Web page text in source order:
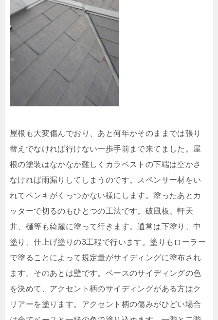
屋根も大変傷んでおり、あと何年かそのままでは張り
替えでなければ行けない一歩手前まで来てました。屋
根の塗装はなかなか難しくカラベストの下端は空かさ
なければ雨漏りしてしまうのです。スペンサー材をい
れてペンキがくっつかない様にします。塗ったあとカ
ッターで切るのもひとつの工法です。破風板、軒天
井、樋等も綺麗に塗って行きます。通常は下塗り、中
塗り、仕上げ塗りの3工程で行います。塗りもローラー
で塗ることによって規定量がサイディングに塗布され
ます。そのあとは壁です。ベースのサイディングの色
を決めて、アクセント柄のサイディングがある方はク
リアーを塗ります。アクセント柄の傷みがひどい場合